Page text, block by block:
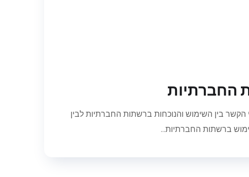
החברתיות
בין השימוש והנוכחות ברשתות החברתיות לבין
ברשתות החברתיות...